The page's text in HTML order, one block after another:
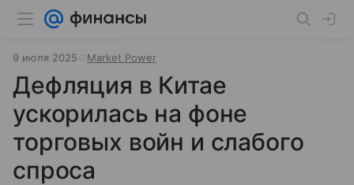
9 июля 2025 Market Power
Дефляция в Китае
ускорилась на фоне
торговых войн и слабого
спроса